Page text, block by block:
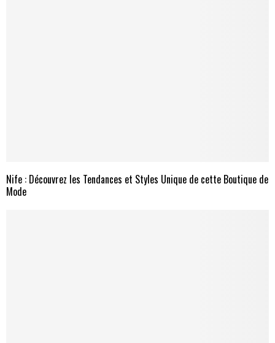
Nife : Découvrez les Tendances et Styles Unique de cette Boutique de
Mode